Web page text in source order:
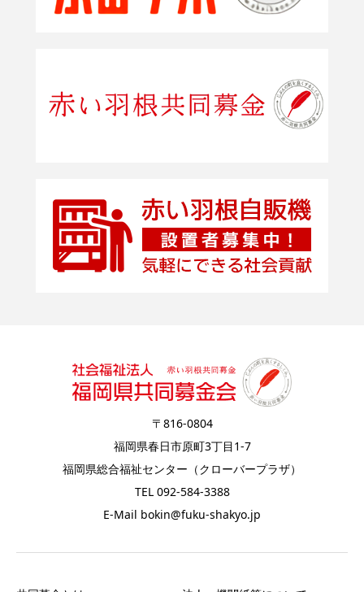
〒816-0804
福岡県春日市原町3丁目1-7
福岡県総合福祉センター（クローバープラザ）
TEL 092-584-3388
E-Mail bokin@fuku-shakyo.jp